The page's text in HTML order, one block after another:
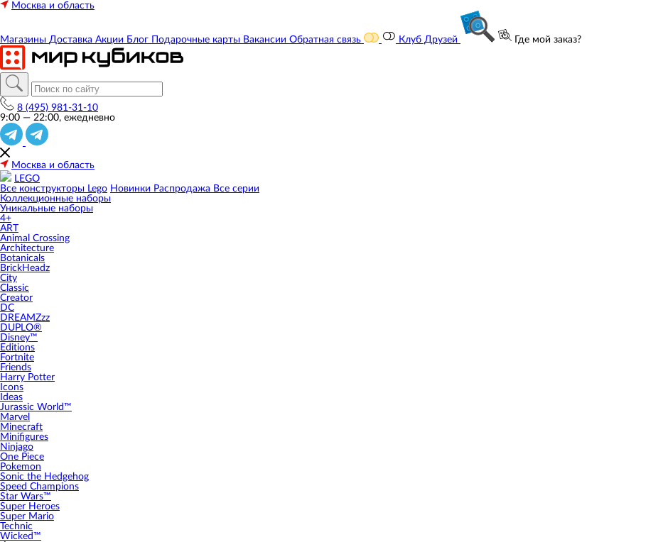
Москва и область
Магазины Доставка Акции Блог Подарочные карты Вакансии Обратная связь Клуб Друзей Где мой заказ?
8 (495) 981-31-10
9:00 — 22:00, ежедневно
Москва и область
LEGO
Все конструкторы Lego Новинки Распродажа Все серии
Коллекционные наборы
Уникальные наборы
4+
ART
Animal Crossing
Architecture
Botanicals
BrickHeadz
City
Classic
Creator
DC
DREAMZzz
DUPLO®
Disney™
Editions
Fortnite
Friends
Harry Potter
Icons
Ideas
Jurassic World™
Marvel
Minecraft
Minifigures
Ninjago
One Piece
Pokemon
Sonic the Hedgehog
Speed Champions
Star Wars™
Super Heroes
Super Mario
Technic
Wicked™